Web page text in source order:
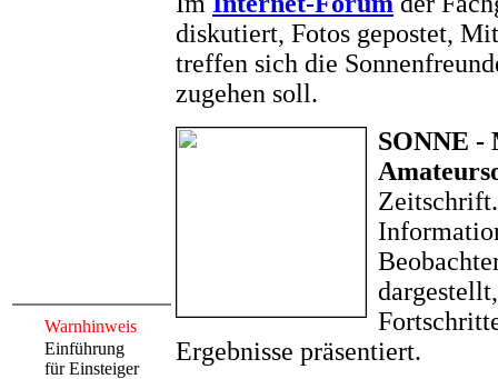
Warnhinweis
Einführung
für Einsteiger
diskutiert, Fotos gepostet,
treffen sich die
zugehen soll.
SONNE -
Ergebnisse präsentiert.